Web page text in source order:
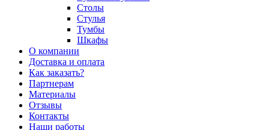
Столы
Стулья
Тумбы
Шкафы
О компании
Доставка и оплата
Как заказать?
Партнерам
Материалы
Отзывы
Контакты
Наши работы